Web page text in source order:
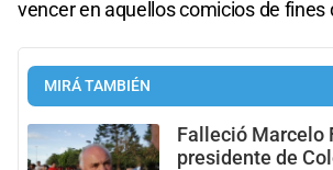
vencer en aquellos comicios de fines
MIRÁ TAMBIÉN
Falleció Marcelo
presidente de